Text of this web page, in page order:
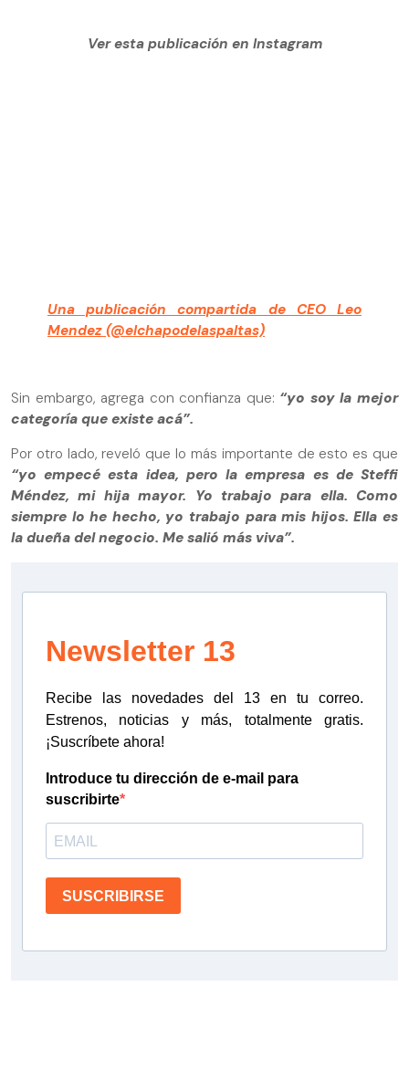
Ver esta publicación en Instagram
Una publicación compartida de CEO Leo
Mendez (@elchapodelaspaltas)
Sin embargo, agrega con confianza que: “yo soy la mejor
categoría que existe acá”.
Por otro lado, reveló que lo más importante de esto es que
“yo empecé esta idea, pero la empresa es de Steffi
Méndez, mi hija mayor. Yo trabajo para ella. Como
siempre lo he hecho, yo trabajo para mis hijos. Ella es
la dueña del negocio. Me salió más viva”.
Newsletter 13
Recibe las novedades del 13 en tu correo.
Estrenos, noticias y más, totalmente gratis.
¡Suscríbete ahora!
Introduce tu dirección de e-mail para
suscribirte
SUSCRIBIRSE